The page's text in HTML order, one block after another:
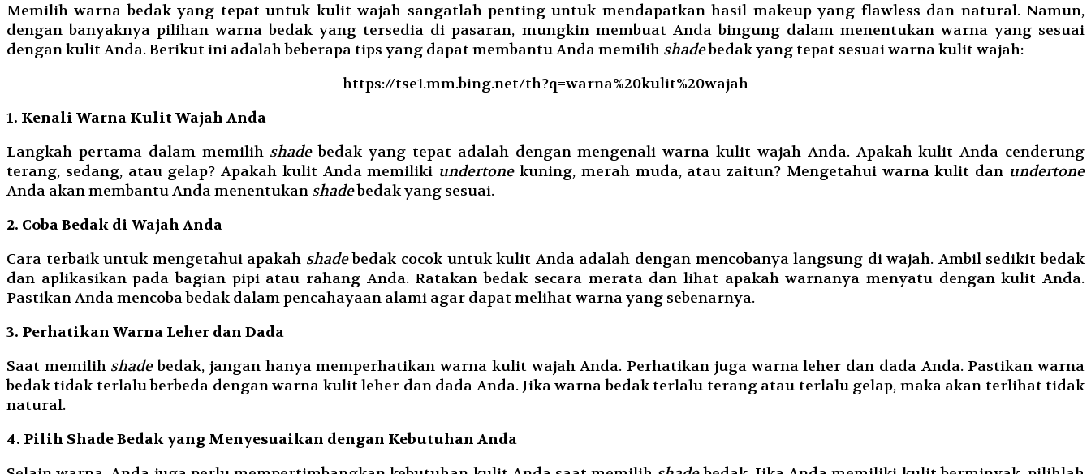
Memilih warna bedak yang tepat untuk kulit wajah sangatlah penting untuk mendapatkan hasil makeup yang flawless dan natural. Namun,
dengan banyaknya pilihan warna bedak yang tersedia di pasaran, mungkin membuat Anda bingung dalam menentukan warna yang sesuai
dengan kulit Anda. Berikut ini adalah beberapa tips yang dapat membantu Anda memilih shadebedak yang tepat sesuai warna kulit wajah:
https://tse1.mm.bing.net/th?q=warna%20kulit%20wajah
1. Kenali Warna Kulit Wajah Anda
Langkah pertama dalam memilih shadebedak yang tepat adalah dengan mengenali warna kulit wajah Anda. Apakah kulit Anda cenderung
terang, sedang, atau gelap? Apakah kulit Anda memiliki undertonekuning, merah muda, atau zaitun? Mengetahui warna kulit dan undertone
Anda akan membantu Anda menentukan shadebedak yang sesuai.
2. Coba Bedak di Wajah Anda
Cara terbaik untuk mengetahui apakah shadebedak cocok untuk kulit Anda adalah dengan mencobanya langsung di wajah. Ambil sedikit bedak
dan aplikasikan pada bagian pipi atau rahang Anda. Ratakan bedak secara merata dan lihat apakah warnanya menyatu dengan kulit Anda.
Pastikan Anda mencoba bedak dalam pencahayaan alami agar dapat melihat warna yang sebenarnya.
3. Perhatikan Warna Leher dan Dada
Saat memilih shadebedak, jangan hanya memperhatikan warna kulit wajah Anda. Perhatikan juga warna leher dan dada Anda. Pastikan warna
bedak tidak terlalu berbeda dengan warna kulit leher dan dada Anda. Jika warna bedak terlalu terang atau terlalu gelap, maka akan terlihat tidak
natural.
4. Pilih Shade Bedak yang Menyesuaikan dengan Kebutuhan Anda